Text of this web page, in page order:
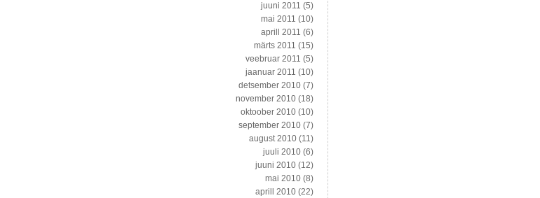
juuni 2011 (5)
mai 2011 (10)
aprill 2011 (6)
märts 2011 (15)
veebruar 2011 (5)
jaanuar 2011 (10)
detsember 2010 (7)
november 2010 (18)
oktoober 2010 (10)
september 2010 (7)
august 2010 (11)
juuli 2010 (6)
juuni 2010 (12)
mai 2010 (8)
aprill 2010 (22)